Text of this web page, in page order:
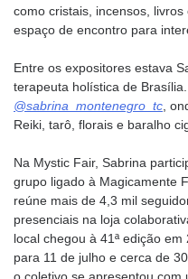
como cristais, incensos,
espaço de encontro para
Entre os expositores estava
terapeuta holística de
@sabrina_montenegro_tc ,
Reiki, tarô, florais e baralho
Na Mystic Fair, Sabrina
grupo ligado à Magicamente
reúne mais de 4,3 mil
presenciais na loja
local chegou à 41ª edição
para 11 de julho e cerca de